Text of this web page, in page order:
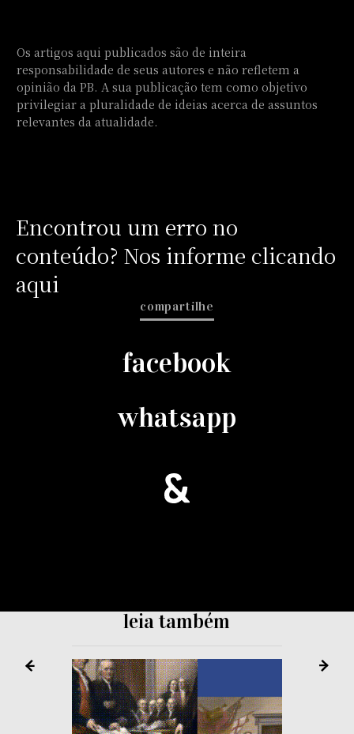
Os artigos aqui publicados são de inteira
responsabilidade de seus autores e não refletem a
opinião da PB. A sua publicação tem como objetivo
privilegiar a pluralidade de ideias acerca de assuntos
relevantes da atualidade.
Encontrou um erro no
conteúdo? Nos informe clicando
aqui
compartilhe
facebook
whatsapp
leia também